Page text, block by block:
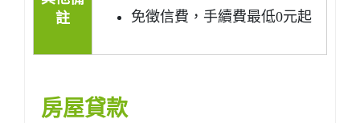
註
免徵信費，手續費最低0元起
房屋貸款